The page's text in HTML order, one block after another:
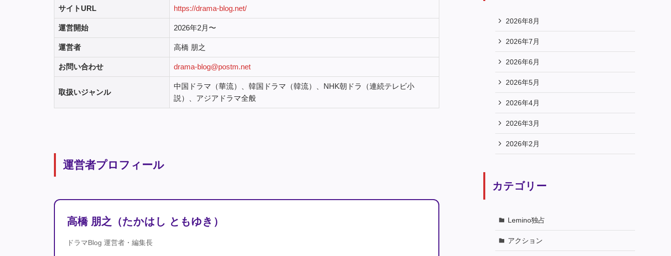
サイトURL https://drama-blog.net/
運営開始 2026年2月〜
運営者 高橋 朋之
お問い合わせ drama-blog@postm.net
取扱いジャンル
中国ドラマ（華流）、韓国ドラマ（韓流）、NHK朝ドラ（連続テレビ小
説）、アジアドラマ全般
運営者プロフィール
高橋 朋之（たかはし ともゆき）
ドラマBlog 運営者・編集長
2026年8月
2026年7月
2026年6月
2026年5月
2026年4月
2026年3月
2026年2月
カテゴリー
Lemino独占
アクション